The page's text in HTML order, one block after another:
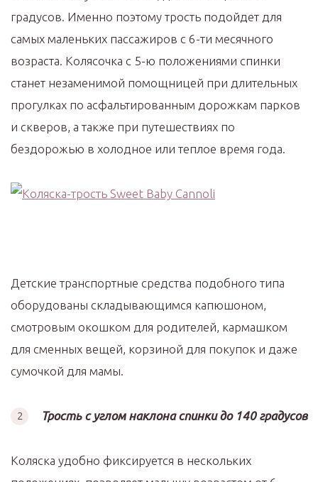
градусов. Именно поэтому трость подойдет для
самых маленьких пассажиров с 6-ти месячного
возраста. Колясочка с 5-ю положениями спинки
станет незаменимой помощницей при длительных
прогулках по асфальтированным дорожкам парков
и скверов, а также при путешествиях по
бездорожью в холодное или теплое время года.
Детские транспортные средства подобного типа
оборудованы складывающимся капюшоном,
смотровым окошком для родителей, кармашком
для сменных вещей, корзиной для покупок и даже
сумочкой для мамы.
Трость с углом наклона спинки до 140 градусов
Коляска удобно фиксируется в нескольких